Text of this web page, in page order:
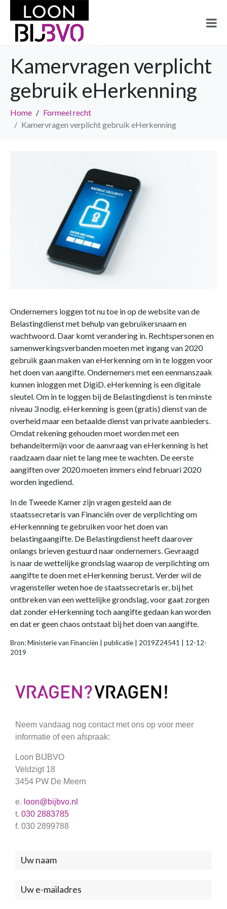
Kamervragen verplicht
gebruik eHerkenning
Home
Formeel recht
Kamervragen verplicht gebruik eHerkenning
Ondernemers loggen tot nu toe in op de website van de
Belastingdienst met behulp van gebruikersnaam en
wachtwoord. Daar komt verandering in. Rechtspersonen en
samenwerkingsverbanden moeten met ingang van 2020
gebruik gaan maken van eHerkenning om in te loggen voor
het doen van aangifte. Ondernemers met een eenmanszaak
kunnen inloggen met DigiD. eHerkenning is een digitale
sleutel. Om in te loggen bij de Belastingdienst is ten minste
niveau 3 nodig. eHerkenning is geen (gratis) dienst van de
overheid maar een betaalde dienst van private aanbieders.
Omdat rekening gehouden moet worden met een
behandeltermijn voor de aanvraag van eHerkenning is het
raadzaam daar niet te lang mee te wachten. De eerste
aangiften over 2020 moeten immers eind februari 2020
worden ingediend.
In de Tweede Kamer zijn vragen gesteld aan de
staatssecretaris van Financiën over de verplichting om
eHerkennning te gebruiken voor het doen van
belastingaangifte. De Belastingdienst heeft daarover
onlangs brieven gestuurd naar ondernemers. Gevraagd
is naar de wettelijke grondslag waarop de verplichting om
aangifte te doen met eHerkenning berust. Verder wil de
vragensteller weten hoe de staatssecretaris er, bij het
ontbreken van een wettelijke grondslag, voor gaat zorgen
dat zonder eHerkenning toch aangifte gedaan kan worden
en dat er geen chaos ontstaat bij het doen van aangifte.
Bron: Ministerie van Financiën | publicatie | 2019Z24541 | 12-12-
2019
Neem vandaag nog contact met ons op voor meer
informatie of een afspraak:
Loon BIJBVO
Veldzigt 18
3454 PW De Meern
e. loon@bijbvo.nl
t. 030 2883785
f. 030 2899788
Neem
met